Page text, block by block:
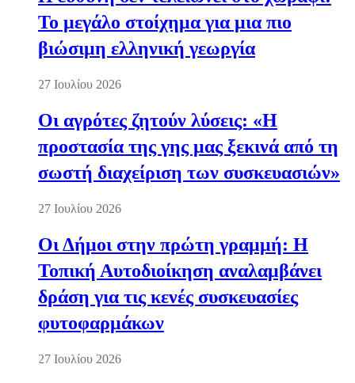
Το μεγάλο στοίχημα για μια πιο
βιώσιμη ελληνική γεωργία
27 Ιουλίου 2026
Οι αγρότες ζητούν λύσεις: «Η
προστασία της γης μας ξεκινά από τη
σωστή διαχείριση των συσκευασιών»
27 Ιουλίου 2026
Οι Δήμοι στην πρώτη γραμμή: Η
Τοπική Αυτοδιοίκηση αναλαμβάνει
δράση για τις κενές συσκευασίες
φυτοφαρμάκων
27 Ιουλίου 2026